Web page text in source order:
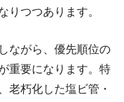
りつつあります。
ながら、優先順位の
重要になります。特
老朽化した塩ビ管・